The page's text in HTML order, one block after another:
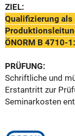
ZIEL:
Qualifizierung als
ÖNORM B 4710-
PRÜFUNG:
Schriftliche und
Erstantritt zur
Seminarkosten